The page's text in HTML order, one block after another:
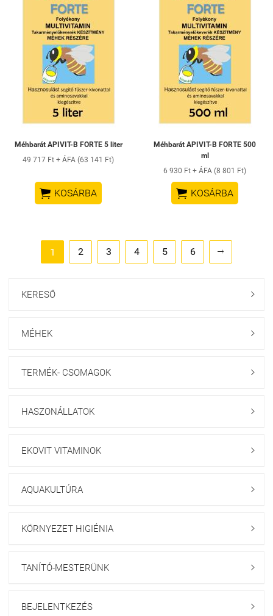
Méhbarát APIVIT-B FORTE 5 liter
49 717 Ft + ÁFA (63 141 Ft)
 KOSÁRBA
Méhbarát APIVIT-B FORTE 500
ml
6 930 Ft + ÁFA (8 801 Ft)
 KOSÁRBA
1 2 3 4 5 6 
KERESŐ 
MÉHEK 
TERMÉK- CSOMAGOK 
HASZONÁLLATOK 
EKOVIT VITAMINOK 
AQUAKULTÚRA 
KÖRNYEZET HIGIÉNIA 
TANÍTÓ-MESTERÜNK 
BEJELENTKEZÉS 